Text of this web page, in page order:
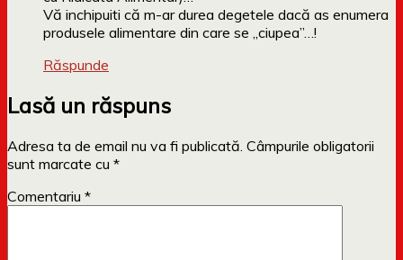
Vă inchipuiti că m-ar durea degetele dacă as enumera
produsele alimentare din care se „ciupea”…!
Răspunde
Lasă un răspuns
Adresa ta de email nu va fi publicată. Câmpurile obligatorii
sunt marcate cu *
Comentariu *